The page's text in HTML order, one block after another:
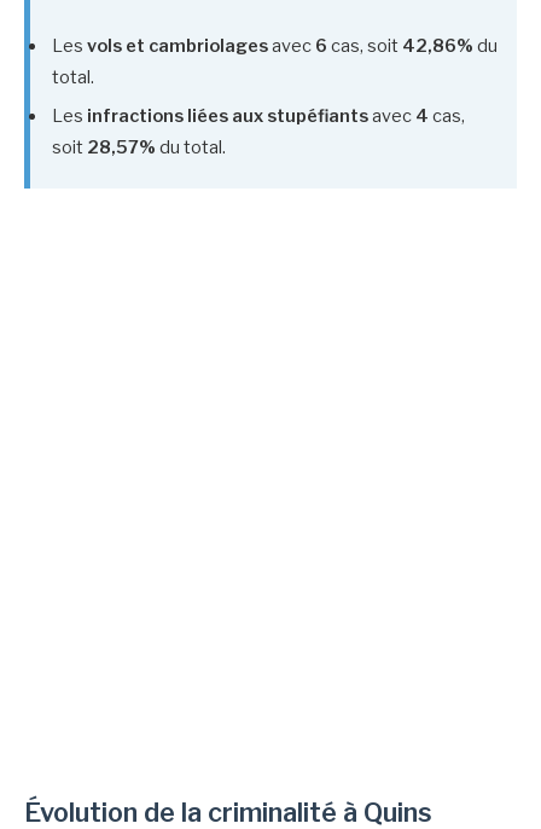
Les vols et cambriolagesavec 6 cas, soit 42,86% du
total.
Les infractions liées aux stupéfiantsavec 4 cas,
soit 28,57% du total.
Évolution de la criminalité à Quins